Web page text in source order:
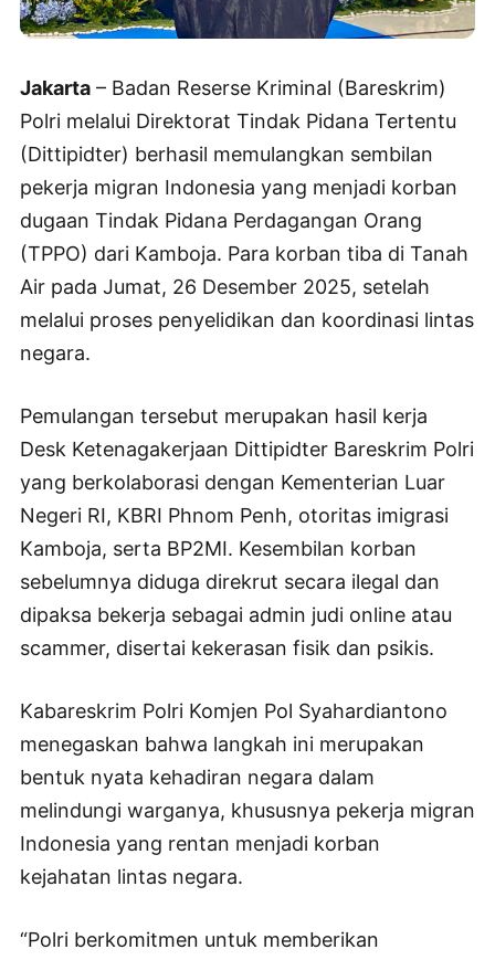
Jakarta – Badan Reserse Kriminal (Bareskrim)
Polri melalui Direktorat Tindak Pidana Tertentu
(Dittipidter) berhasil memulangkan sembilan
pekerja migran Indonesia yang menjadi korban
dugaan Tindak Pidana Perdagangan Orang
(TPPO) dari Kamboja. Para korban tiba di Tanah
Air pada Jumat, 26 Desember 2025, setelah
melalui proses penyelidikan dan koordinasi lintas
negara.
Pemulangan tersebut merupakan hasil kerja
Desk Ketenagakerjaan Dittipidter Bareskrim Polri
yang berkolaborasi dengan Kementerian Luar
Negeri RI, KBRI Phnom Penh, otoritas imigrasi
Kamboja, serta BP2MI. Kesembilan korban
sebelumnya diduga direkrut secara ilegal dan
dipaksa bekerja sebagai admin judi online atau
scammer, disertai kekerasan fisik dan psikis.
Kabareskrim Polri Komjen Pol Syahardiantono
menegaskan bahwa langkah ini merupakan
bentuk nyata kehadiran negara dalam
melindungi warganya, khususnya pekerja migran
Indonesia yang rentan menjadi korban
kejahatan lintas negara.
“Polri berkomitmen untuk memberikan